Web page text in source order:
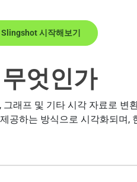
Slingshot 시작해보기
엇인가
래프 및 기타 시각 자료로 변
공하는 방식으로 시각화되며,